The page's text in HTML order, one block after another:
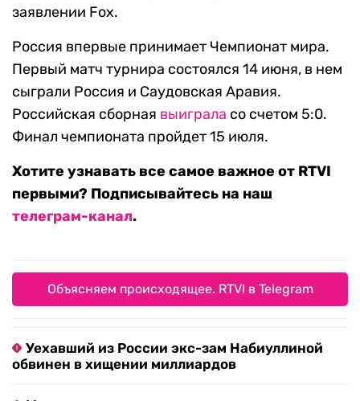
заявлении Fox.
Россия впервые принимает Чемпионат мира.
Первый матч турнира состоялся 14 июня, в нем
сыграли Россия и Саудовская Аравия.
Российская сборная выиграла со счетом 5:0.
Финал чемпионата пройдет 15 июля.
Хотите узнавать все самое важное от RTVI
первыми? Подписывайтесь на наш
телеграм-канал.
Объясняем происходящее. RTVI в Telegram
Уехавший из России экс-зам Набиуллиной
обвинен в хищении миллиардов